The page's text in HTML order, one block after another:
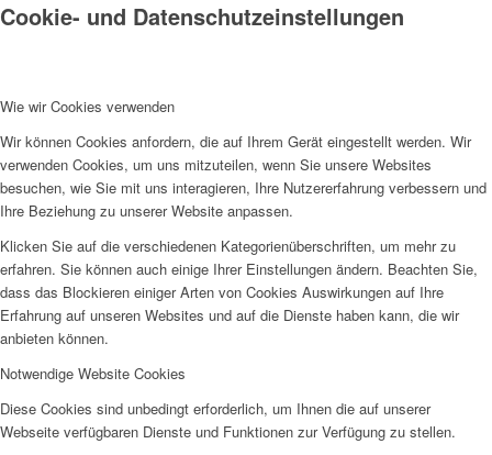
Cookie- und Datenschutzeinstellungen
Wie wir Cookies verwenden
Wir können Cookies anfordern, die auf Ihrem Gerät eingestellt werden. Wir
verwenden Cookies, um uns mitzuteilen, wenn Sie unsere Websites
besuchen, wie Sie mit uns interagieren, Ihre Nutzererfahrung verbessern und
Ihre Beziehung zu unserer Website anpassen.
Klicken Sie auf die verschiedenen Kategorienüberschriften, um mehr zu
erfahren. Sie können auch einige Ihrer Einstellungen ändern. Beachten Sie,
dass das Blockieren einiger Arten von Cookies Auswirkungen auf Ihre
Erfahrung auf unseren Websites und auf die Dienste haben kann, die wir
anbieten können.
Notwendige Website Cookies
Diese Cookies sind unbedingt erforderlich, um Ihnen die auf unserer
Webseite verfügbaren Dienste und Funktionen zur Verfügung zu stellen.